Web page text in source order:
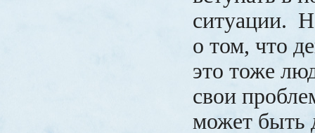
ситуации.
о том, что
это тоже
свои
может быть